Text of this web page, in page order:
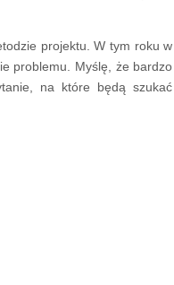
projektu. W tym roku w
problemu. Myślę, że bardzo
na które będą szukać